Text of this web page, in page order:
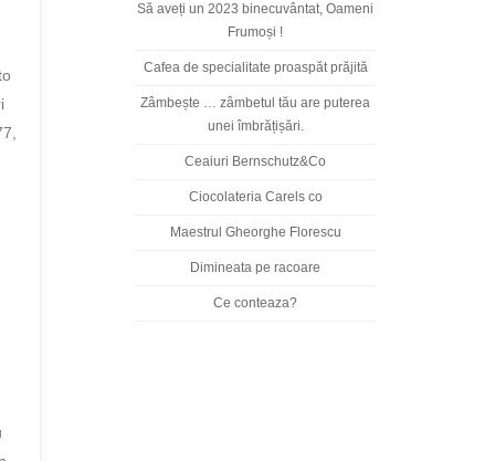
Să aveți un 2023 binecuvântat, Oameni
Frumoși !
Cafea de specialitate proaspăt prăjită
Zâmbește … zâmbetul tău are puterea
unei îmbrățișări.
Ceaiuri Bernschutz&Co
Ciocolateria Carels co
Maestrul Gheorghe Florescu
Dimineata pe racoare
Ce conteaza?